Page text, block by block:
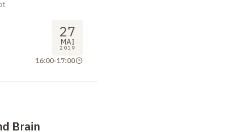
27
MAI
2019
16:00-17:00
Brain